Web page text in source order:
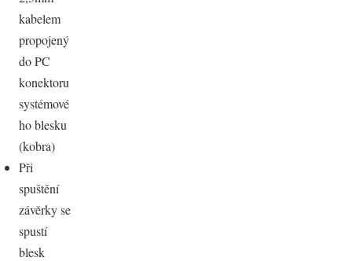
kabelem
propojený
do PC
konektoru
systémové
ho blesku
(kobra)
Při
spuštění
závěrky se
spustí
blesk